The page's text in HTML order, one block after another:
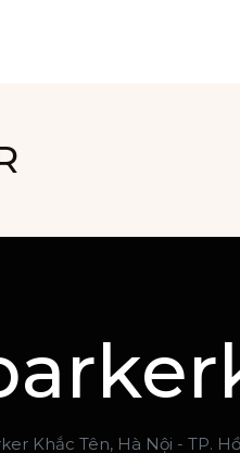
Khắc Tên, Hà Nội - TP.